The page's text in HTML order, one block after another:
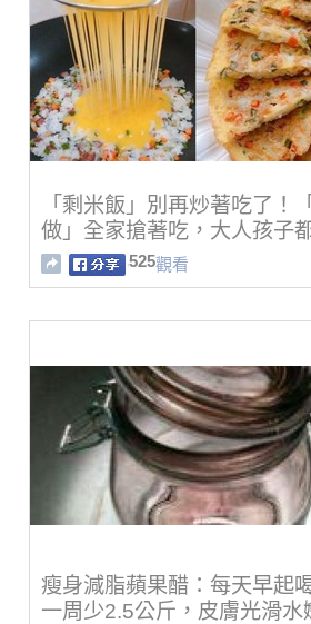
「剩米飯」別再炒著吃了！
做」全家搶著吃，大人孩子
525觀看
瘦身減脂蘋果醋：每天早起
一周少2.5公斤，皮膚光滑水